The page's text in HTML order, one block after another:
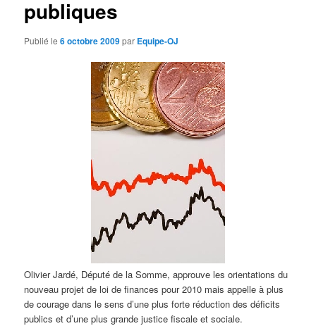
r
t
i
c
l
e
publiques
Publié le6 octobre 2009par Equipe-OJ
Olivier Jardé, Député de la Somme, approuve les orientations du
nouveau projet de loi de finances pour 2010 mais appelle à plus
de courage dans le sens d’une plus forte réduction des déficits
publics et d’une plus grande justice fiscale et sociale.